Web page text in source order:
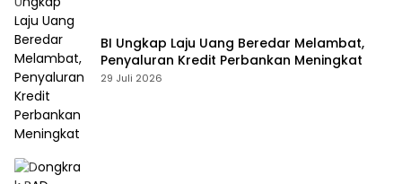
BI Ungkap Laju Uang Beredar Melambat,
Penyaluran Kredit Perbankan Meningkat
29 Juli 2026